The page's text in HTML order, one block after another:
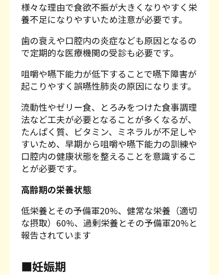
様々な理由で食欲不振が大きくなりやすく栄
養不足になりやすいため注意が必要です。
歯の衰えや口腔内の炎症なども原因となるの
で定期的な医療機関の受診も必要です。
咀嚼や嚥下能力が低下することで嚥下障害が
起こりやすく誤嚥性肺炎の原因になります。
流動性やゼリー食、とろみをつけた食事調理
法など工夫が必要となることが多くなるが、
たんぱく質、ビタミン、ミネラルが不足しや
すいため、早期から咀嚼や嚥下能力の訓練や
口腔内の健康状態を整えることを意識するこ
とが必要です。
高齢期の栄養状態
低栄養とその予備軍20%、健常な栄養（適切
な摂取）60%、過剰栄養とその予備軍20%と
報告されています
■妊娠期